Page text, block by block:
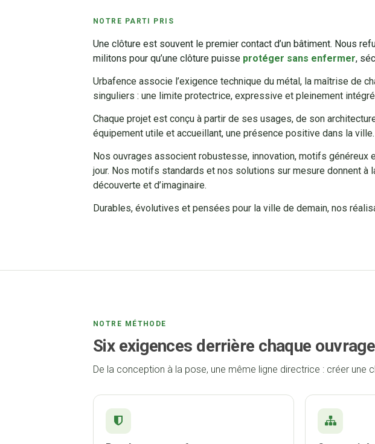
NOTRE PARTI PRIS
Une clôture est souvent le premier contact d’un bâtiment. Nous
militons pour qu’une clôture puisse protéger sans enfermer,
Urbafence associe l’exigence technique du métal, la maîtrise de
singuliers : une limite protectrice, expressive et pleinement
Chaque projet est conçu à partir de ses usages, de son
équipement utile et accueillant, une présence positive dans la ville.
Nos ouvrages associent robustesse, innovation, motifs
jour. Nos motifs standards et nos solutions sur mesure donnent à
découverte et d’imaginaire.
Durables, évolutives et pensées pour la ville de demain, nos
NOTRE MÉTHODE
Six exigences derrière chaque ouvrage
De la conception à la pose, une même ligne directrice : créer une